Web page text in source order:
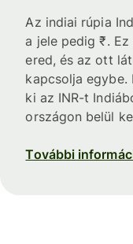
Az indiai rúpia
a jele pedig ₹.
ered, és az ott
kapcsolja egybe.
ki az INR-t
országon belül
További